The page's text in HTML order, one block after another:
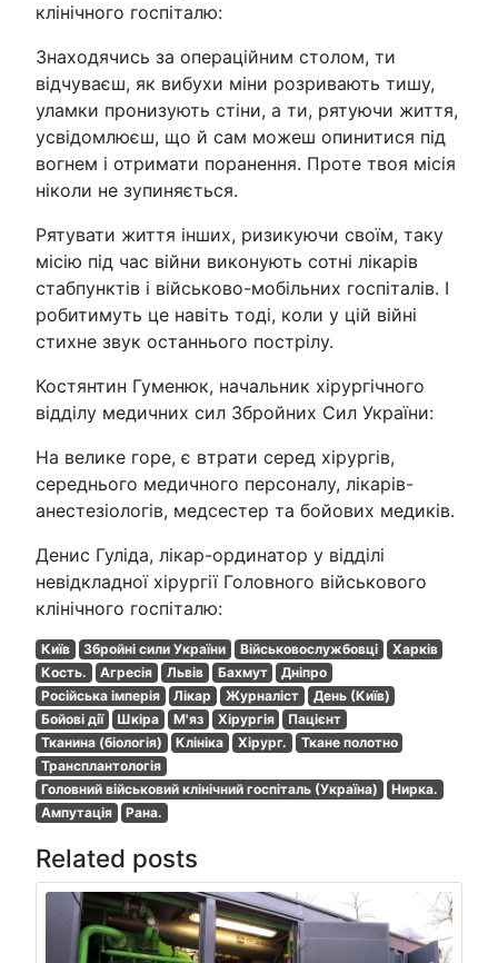
клінічного госпіталю:
Знаходячись за операційним столом, ти
відчуваєш, як вибухи міни розривають тишу,
уламки пронизують стіни, а ти, рятуючи життя,
усвідомлюєш, що й сам можеш опинитися під
вогнем і отримати поранення. Проте твоя місія
ніколи не зупиняється.
Рятувати життя інших, ризикуючи своїм, таку
місію під час війни виконують сотні лікарів
стабпунктів і військово-мобільних госпіталів. І
робитимуть це навіть тоді, коли у цій війні
стихне звук останнього пострілу.
Костянтин Гуменюк, начальник хірургічного
відділу медичних сил Збройних Сил України:
На велике горе, є втрати серед хірургів,
середнього медичного персоналу, лікарів-
анестезіологів, медсестер та бойових медиків.
Денис Гуліда, лікар-ординатор у відділі
невідкладної хірургії Головного військового
клінічного госпіталю:
Київ Збройні сили України Військовослужбовці
Харків
Кость.
Агресія Львів Бахмут
Дніпро
Російська імперія
Лікар Журналіст
День (Київ)
Бойові дії
Шкіра М'яз Хірургія
Пацієнт
Тканина (біологія)
Клініка Хірург.
Ткане полотно
Трансплантологія
Головний військовий клінічний госпіталь (Україна)
Нирка.
Ампутація
Рана.
Related posts